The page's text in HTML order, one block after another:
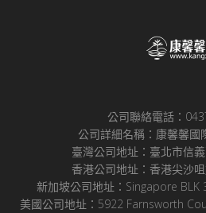
公司聯絡電話：
公司詳細名稱：康馨馨國
臺灣公司地址：臺北市信
香港公司地址：香港尖沙
新加坡公司地址：Singapore BLK
美國公司地址：5922 Farnsworth